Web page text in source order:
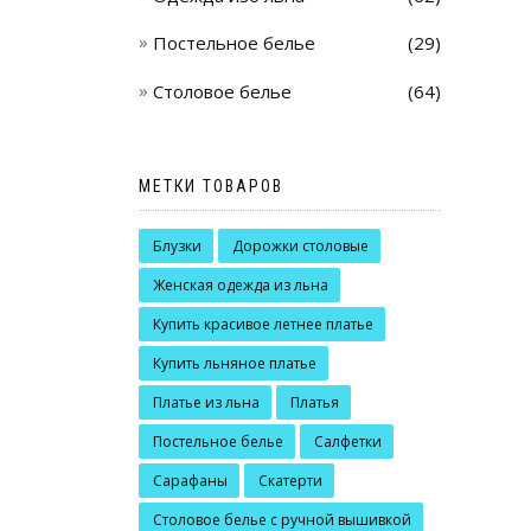
Постельное белье (29)
Столовое белье (64)
МЕТКИ ТОВАРОВ
Блузки
Дорожки столовые
Женская одежда из льна
Купить красивое летнее платье
Купить льняное платье
Платье из льна
Платья
Постельное белье
Салфетки
Сарафаны
Скатерти
Столовое белье с ручной вышивкой